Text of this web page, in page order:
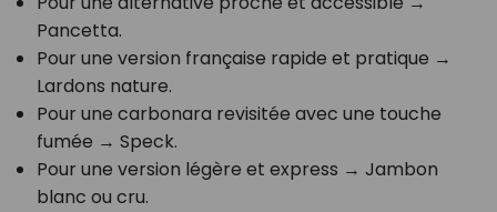
Pancetta.
Pour une version française rapide et pratique →
Lardons nature.
Pour une carbonara revisitée avec une touche
fumée → Speck.
Pour une version légère et express → Jambon
blanc ou cru.